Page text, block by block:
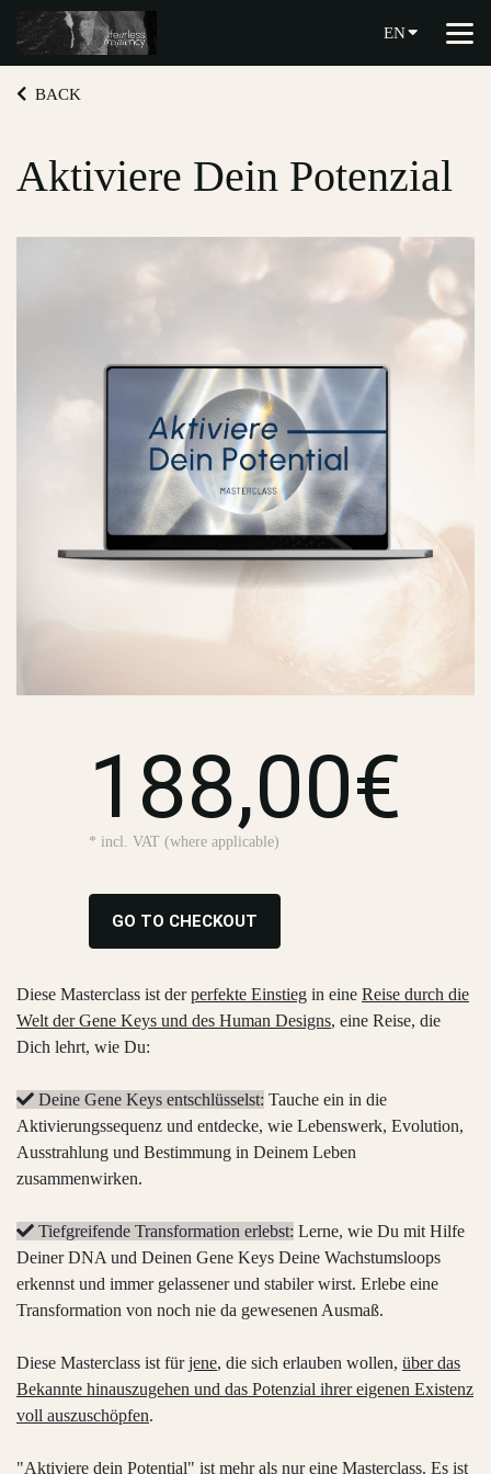
EN
BACK
Aktiviere Dein Potenzial
188,00€
* incl. VAT (where applicable)
GO TO CHECKOUT
Diese Masterclass ist derperfekte Einstieg in eine Reise durch die
Welt der Gene Keys und des Human Designs, eine Reise, die
Dich lehrt, wie Du:
Deine Gene Keys entschlüsselst: Tauche ein in die
Aktivierungssequenz und entdecke, wie Lebenswerk, Evolution,
Ausstrahlung und Bestimmung in Deinem Leben
zusammenwirken.
Tiefgreifende Transformation erlebst: Lerne, wie Du mit Hilfe
Deiner DNA und Deinen Gene Keys Deine Wachstumsloops
erkennst und immer gelassener und stabiler wirst. Erlebe eine
Transformation von noch nie da gewesenen Ausmaß.
Diese Masterclass ist fürjene, die sich erlauben wollen, über das
Bekannte hinauszugehen und das Potenzial ihrer eigenen Existenz
voll auszuschöpfen.
"Aktiviere dein Potential" ist mehr als nur eine Masterclass. Es ist